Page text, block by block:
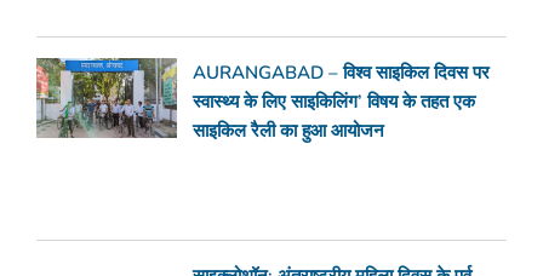
AURANGABAD – विश्व साइकिल दिवस पर
स्वास्थ्य के लिए साइकिलिंग’ विषय के तहत एक
साइकिल रैली का हुआ आयोजन